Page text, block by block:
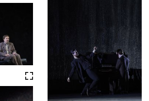
Fullscreen